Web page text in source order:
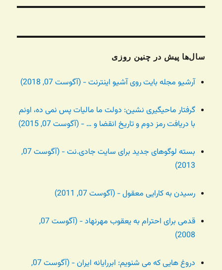
سال‌ها پیش در چنین روزی
آرشیو مجله بایت روی آشیو اینترنت - (آگوست 07, 2018)
گرفتار ماحیگیری نشین: دولت ما مالیات پس نمی ده، اونم
با دریافت رمز دوم و تاریخ انقضا و … - (آگوست 07, 2015)
بسته لوگوهای جدید برای سایت جادی.نت - (آگوست 07,
2013)
رسیدن به کارایی معقول - (آگوست 07, 2011)
قدمی برای احترام به یعقوب مهرنهاد - (آگوست 07,
2008)
دروغ هایی که می شنویم: ابررایانه ایران - (آگوست 07,